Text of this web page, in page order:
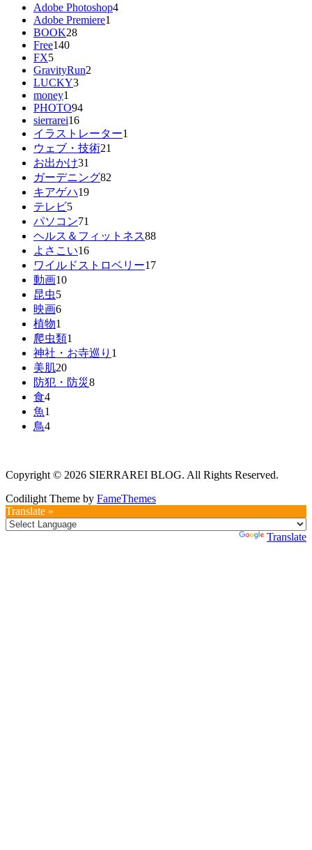
Adobe Photoshop4
Adobe Premiere1
BOOK28
Free140
FX5
GravityRun2
LUCKY3
money1
PHOTO94
sierrarei16
イラストレーター1
ウェブ・技術21
お出かけ31
ガーデニング82
キアゲハ19
テレビ5
パソコン71
ヘルス＆フィットネス88
よさこい16
ワイルドストロベリー17
動画10
昆虫5
映画6
植物1
爬虫類1
神社・お寺巡り 1
美肌20
防犯・防災8
食4
魚1
鳥4
Copyright © 2026 SIERRAREI BLOG. All Rights Reserved.
Codilight Theme by FameThemes
Translate »
Translate